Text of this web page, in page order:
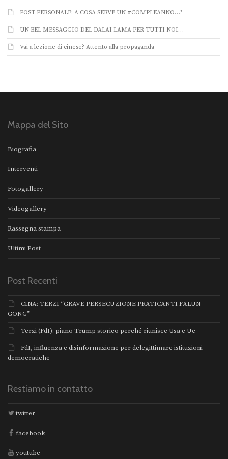
POST PERSONALE: A COSA SERVE UN #COMPLEANNO…?
UN BEL MESSAGGIO DEL DALAI LAMA PER TUTTI NOI…
Vai a lezione di cinese? Attento alla propaganda
Mappa del Sito
Biografia
Interventi
Fotogallery
Videogallery
Rassegna stampa
Ultimi Post
Post Recenti
CINA: TERZI “GRAVE PERSECUZIONE PRATICANTI FALUN
GONG”
Terzi (FdI): piano Trump storico perché riunisce Usa e Ue
FdI, influenza e disinformazione per delegittimare istituzioni
democratiche
Restiamo in contatto
twitter
facebook
youtube